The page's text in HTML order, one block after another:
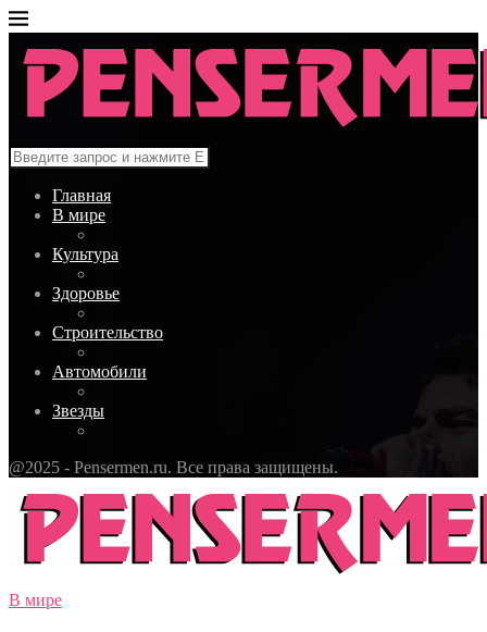
Главная
В мире
Культура
Здоровье
Строительство
Автомобили
Звезды
@2025 - Pensermen.ru. Все права защищены.
В мире